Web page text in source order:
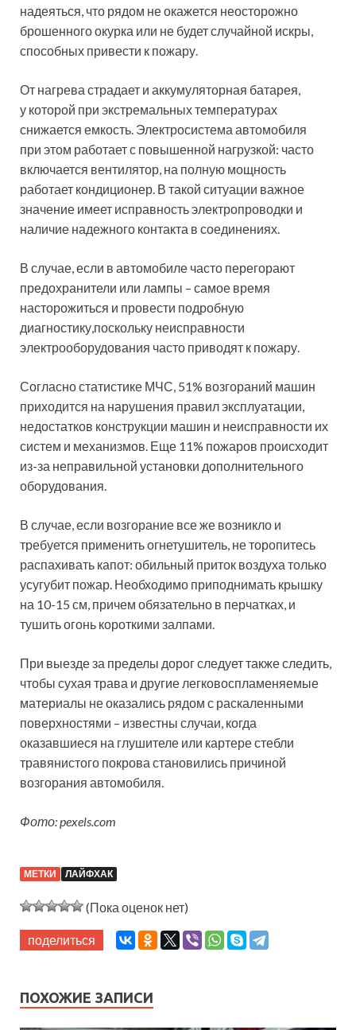
надеяться, что рядом не окажется неосторожно
брошенного окурка или не будет случайной искры,
способных привести к пожару.
От нагрева страдает и аккумуляторная батарея,
у которой при экстремальных температурах
снижается емкость. Электросистема автомобиля
при этом работает с повышенной нагрузкой: часто
включается вентилятор, на полную мощность
работает кондиционер. В такой ситуации важное
значение имеет исправность электропроводки и
наличие надежного контакта в соединениях.
В случае, если в автомобиле часто перегорают
предохранители или лампы – самое время
насторожиться и провести подробную
диагностику,поскольку неисправности
электрооборудования часто приводят к пожару.
Согласно статистике МЧС, 51% возгораний машин
приходится на нарушения правил эксплуатации,
недостатков конструкции машин и неисправности их
систем и механизмов. Еще 11% пожаров происходит
из-за неправильной установки дополнительного
оборудования.
В случае, если возгорание все же возникло и
требуется применить огнетушитель, не торопитесь
распахивать капот: обильный приток воздуха только
усугубит пожар. Необходимо приподнимать крышку
на 10-15 см, причем обязательно в перчатках, и
тушить огонь короткими залпами.
При выезде за пределы дорог следует также следить,
чтобы сухая трава и другие легковоспламеняемые
материалы не оказались рядом с раскаленными
поверхностями – известны случаи, когда
оказавшиеся на глушителе или картере стебли
травянистого покрова становились причиной
возгорания автомобиля.
Фото: pexels.com
МЕТКИ ЛАЙФХАК
(Пока оценок нет)
поделиться
ПОХОЖИЕ ЗАПИСИ